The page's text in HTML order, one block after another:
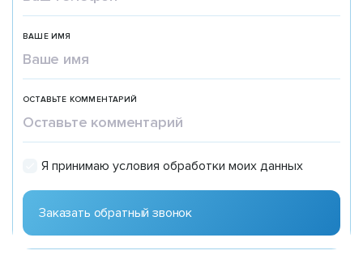
ВАШЕ ИМЯ
ОСТАВЬТЕ КОММЕНТАРИЙ
Я принимаю условия обработки моих данных